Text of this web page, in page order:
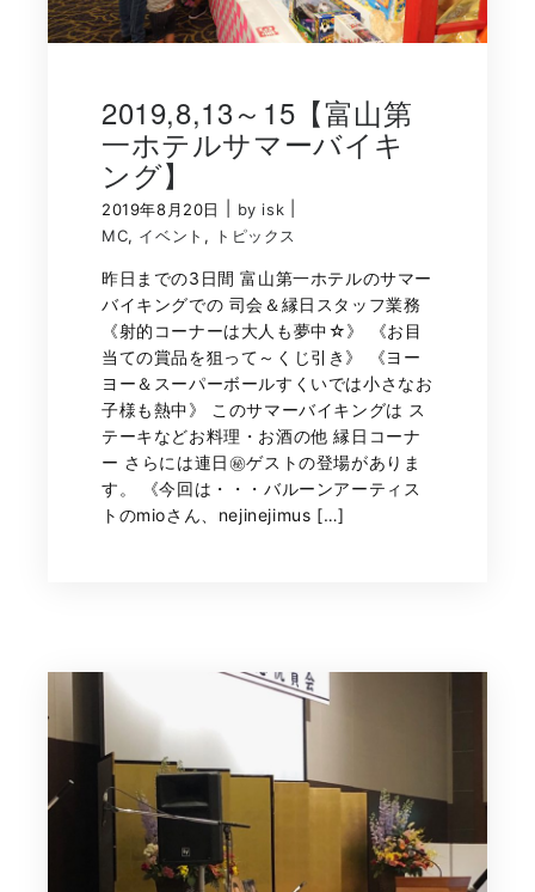
2019,8,13～15【富山第
一ホテルサマーバイキ
ング】
2019年8月20日 by isk
MC, イベント , トピックス
昨日までの3日間 富山第一ホテルのサマー
バイキングでの 司会＆縁日スタッフ業務
《射的コーナーは大人も夢中☆》 《お目
当ての賞品を狙って～くじ引き》 《ヨー
ヨー＆スーパーボールすくいでは小さなお
子様も熱中》 このサマーバイキングは ス
テーキなどお料理・お酒の他 縁日コーナ
ー さらには連日㊙ゲストの登場がありま
す。 《今回は・・・バルーンアーティス
トのmioさん、nejinejimus […]